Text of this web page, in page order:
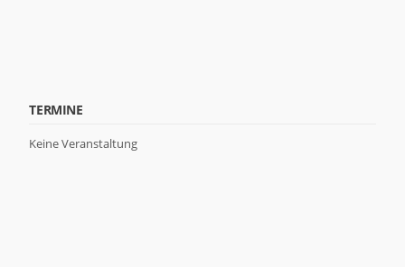
TERMINE
Keine Veranstaltung